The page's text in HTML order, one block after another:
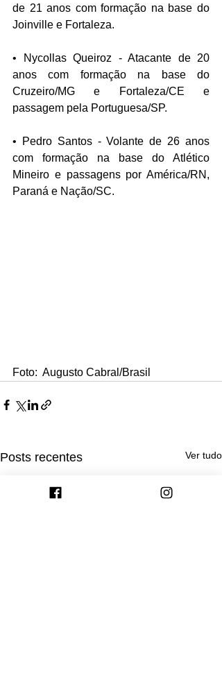
de 21 anos com formação na base do
Joinville e Fortaleza.
• Nycollas Queiroz - Atacante de 20
anos com formação na base do
Cruzeiro/MG e Fortaleza/CE e
passagem pela Portuguesa/SP.
• Pedro Santos - Volante de 26 anos
com formação na base do Atlético
Mineiro e passagens por América/RN,
Paraná e Nação/SC.
Foto:  Augusto Cabral/Brasil
Posts recentes Ver tudo